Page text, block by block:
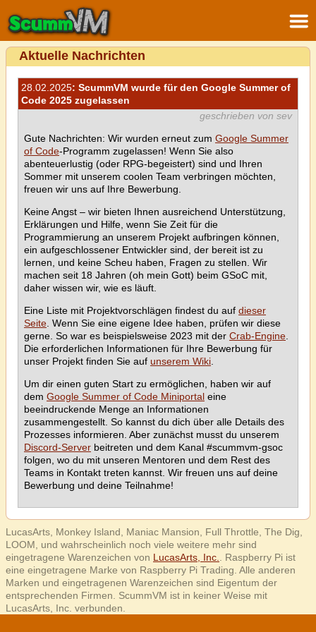
Aktuelle Nachrichten
28.02.2025: ScummVM wurde für den Google Summer of
Code 2025 zugelassen
geschrieben von sev
Gute Nachrichten: Wir wurden erneut zum Google Summer
of Code-Programm zugelassen! Wenn Sie also
abenteuerlustig (oder RPG-begeistert) sind und Ihren
Sommer mit unserem coolen Team verbringen möchten,
freuen wir uns auf Ihre Bewerbung.
Keine Angst – wir bieten Ihnen ausreichend Unterstützung,
Erklärungen und Hilfe, wenn Sie Zeit für die
Programmierung an unserem Projekt aufbringen können,
ein aufgeschlossener Entwickler sind, der bereit ist zu
lernen, und keine Scheu haben, Fragen zu stellen. Wir
machen seit 18 Jahren (oh mein Gott) beim GSoC mit,
daher wissen wir, wie es läuft.
Eine Liste mit Projektvorschlägen findest du auf dieser
Seite . Wenn Sie eine eigene Idee haben, prüfen wir diese
gerne. So war es beispielsweise 2023 mit der Crab-Engine
Die erforderlichen Informationen für Ihre Bewerbung für
unser Projekt finden Sie auf unserem Wiki
Um dir einen guten Start zu ermöglichen, haben wir auf
dem Google Summer of Code Miniportal eine
beeindruckende Menge an Informationen
zusammengestellt. So kannst du dich über alle Details des
Prozesses informieren. Aber zunächst musst du unserem
Discord-Server beitreten und dem Kanal #scummvm-gsoc
folgen, wo du mit unseren Mentoren und dem Rest des
Teams in Kontakt treten kannst. Wir freuen uns auf deine
Bewerbung und deine Teilnahme!
LucasArts, Monkey Island, Maniac Mansion, Full Throttle, The Dig,
LOOM, und wahrscheinlich noch viele weitere mehr sind
eingetragene Warenzeichen von LucasArts, Inc.
. Raspberry Pi ist
eine eingetragene Marke von Raspberry Pi Trading. Alle anderen
Marken und eingetragenen Warenzeichen sind Eigentum der
entsprechenden Firmen. ScummVM ist in keiner Weise mit
LucasArts, Inc. verbunden.